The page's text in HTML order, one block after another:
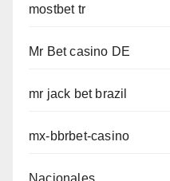
mostbet tr
Mr Bet casino DE
mr jack bet brazil
mx-bbrbet-casino
Nacionales